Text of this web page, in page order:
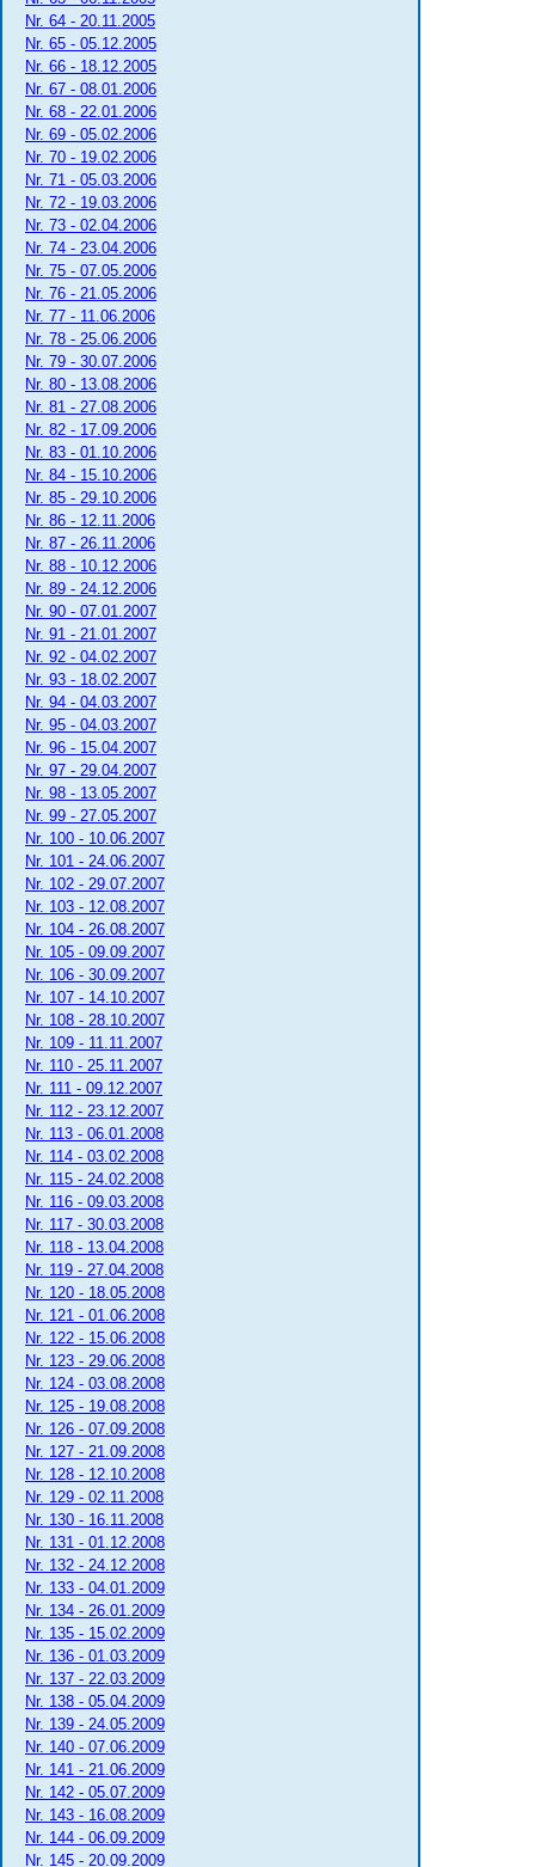
Nr. 64 - 20.11.2005
Nr. 65 - 05.12.2005
Nr. 66 - 18.12.2005
Nr. 67 - 08.01.2006
Nr. 68 - 22.01.2006
Nr. 69 - 05.02.2006
Nr. 70 - 19.02.2006
Nr. 71 - 05.03.2006
Nr. 72 - 19.03.2006
Nr. 73 - 02.04.2006
Nr. 74 - 23.04.2006
Nr. 75 - 07.05.2006
Nr. 76 - 21.05.2006
Nr. 77 - 11.06.2006
Nr. 78 - 25.06.2006
Nr. 79 - 30.07.2006
Nr. 80 - 13.08.2006
Nr. 81 - 27.08.2006
Nr. 82 - 17.09.2006
Nr. 83 - 01.10.2006
Nr. 84 - 15.10.2006
Nr. 85 - 29.10.2006
Nr. 86 - 12.11.2006
Nr. 87 - 26.11.2006
Nr. 88 - 10.12.2006
Nr. 89 - 24.12.2006
Nr. 90 - 07.01.2007
Nr. 91 - 21.01.2007
Nr. 92 - 04.02.2007
Nr. 93 - 18.02.2007
Nr. 94 - 04.03.2007
Nr. 95 - 04.03.2007
Nr. 96 - 15.04.2007
Nr. 97 - 29.04.2007
Nr. 98 - 13.05.2007
Nr. 99 - 27.05.2007
Nr. 100 - 10.06.2007
Nr. 101 - 24.06.2007
Nr. 102 - 29.07.2007
Nr. 103 - 12.08.2007
Nr. 104 - 26.08.2007
Nr. 105 - 09.09.2007
Nr. 106 - 30.09.2007
Nr. 107 - 14.10.2007
Nr. 108 - 28.10.2007
Nr. 109 - 11.11.2007
Nr. 110 - 25.11.2007
Nr. 111 - 09.12.2007
Nr. 112 - 23.12.2007
Nr. 113 - 06.01.2008
Nr. 114 - 03.02.2008
Nr. 115 - 24.02.2008
Nr. 116 - 09.03.2008
Nr. 117 - 30.03.2008
Nr. 118 - 13.04.2008
Nr. 119 - 27.04.2008
Nr. 120 - 18.05.2008
Nr. 121 - 01.06.2008
Nr. 122 - 15.06.2008
Nr. 123 - 29.06.2008
Nr. 124 - 03.08.2008
Nr. 125 - 19.08.2008
Nr. 126 - 07.09.2008
Nr. 127 - 21.09.2008
Nr. 128 - 12.10.2008
Nr. 129 - 02.11.2008
Nr. 130 - 16.11.2008
Nr. 131 - 01.12.2008
Nr. 132 - 24.12.2008
Nr. 133 - 04.01.2009
Nr. 134 - 26.01.2009
Nr. 135 - 15.02.2009
Nr. 136 - 01.03.2009
Nr. 137 - 22.03.2009
Nr. 138 - 05.04.2009
Nr. 139 - 24.05.2009
Nr. 140 - 07.06.2009
Nr. 141 - 21.06.2009
Nr. 142 - 05.07.2009
Nr. 143 - 16.08.2009
Nr. 144 - 06.09.2009
Nr. 145 - 20.09.2009